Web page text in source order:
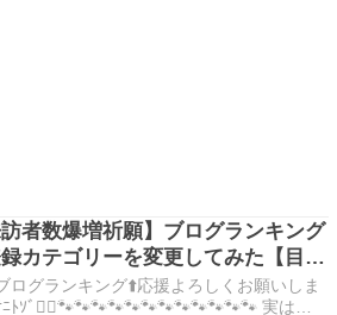
訪者数爆増祈願】ブログランキング
カテゴリーを変更してみた【目標
】ログランキング⬆️応援よろしくお願いしま
ﾄｿﾞ🙇‍♀️🐾🐾🐾🐾🐾🐾🐾🐾🐾🐾🐾🐾 実は…